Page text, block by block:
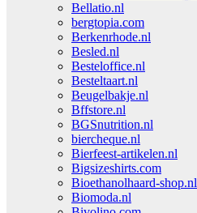
Bellatio.nl
bergtopia.com
Berkenrhode.nl
Besled.nl
Besteloffice.nl
Besteltaart.nl
Beugelbakje.nl
Bffstore.nl
BGSnutrition.nl
biercheque.nl
Bierfeest-artikelen.nl
Bigsizeshirts.com
Bioethanolhaard-shop.nl
Biomoda.nl